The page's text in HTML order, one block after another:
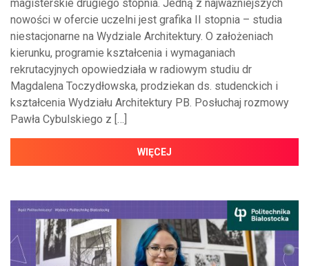
magisterskie drugiego stopnia. Jedną z najważniejszych
nowości w ofercie uczelni jest grafika II stopnia – studia
niestacjonarne na Wydziale Architektury. O założeniach
kierunku, programie kształcenia i wymaganiach
rekrutacyjnych opowiedziała w radiowym studiu dr
Magdalena Toczydłowska, prodziekan ds. studenckich i
kształcenia Wydziału Architektury PB. Posłuchaj rozmowy
Pawła Cybulskiego z […]
WIĘCEJ